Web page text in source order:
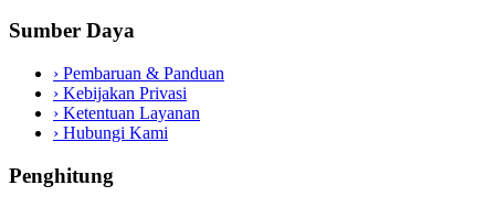
Sumber Daya
› Pembaruan & Panduan
› Kebijakan Privasi
› Ketentuan Layanan
› Hubungi Kami
Penghitung